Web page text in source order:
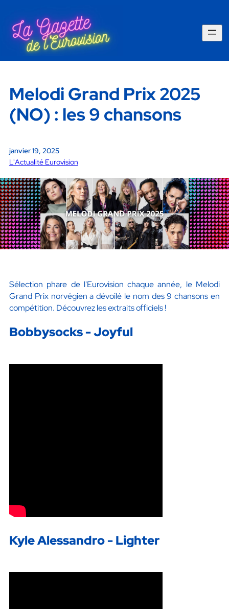
Melodi Grand Prix 2025
(NO) : les 9 chansons
janvier 19, 2025
L'Actualité Eurovision
Sélection phare de l'Eurovision chaque année, le Melodi
Grand Prix norvégien a dévoilé le nom des 9 chansons en
compétition. Découvrez les extraits officiels !
Bobbysocks - Joyful
Kyle Alessandro - Lighter